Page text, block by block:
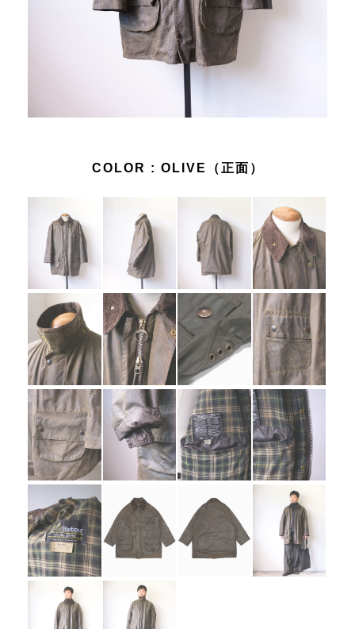
COLOR : OLIVE（正面）